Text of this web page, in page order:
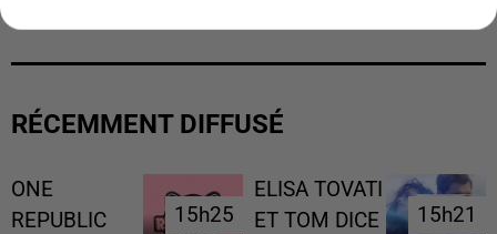
RÉCEMMENT DIFFUSÉ
ONE
REPUBLIC
15h25
15h25
ELISA TOVATI
ET TOM DICE
15h21
15h21